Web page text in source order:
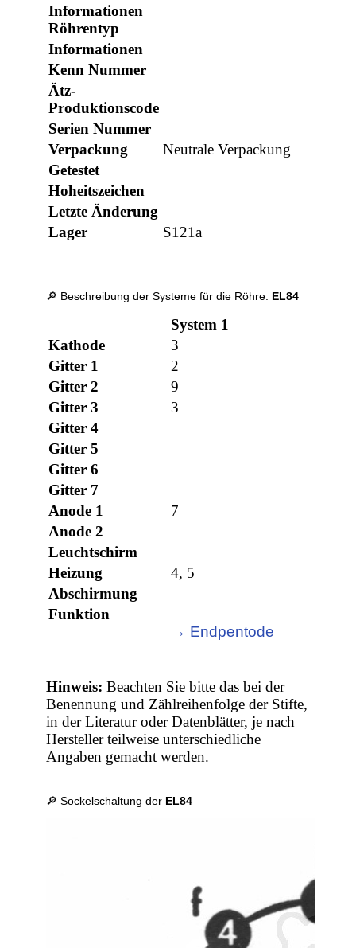
Informationen
Röhrentyp
Informationen
Kenn Nummer
Ätz-
Produktionscode
Serien Nummer
Verpackung
Neutrale Verpackung
Getestet
Hoheitszeichen
Letzte Änderung
Lager
S121a
🔎 Beschreibung der Systeme für die Röhre: EL84
System 1
Kathode
3
Gitter 1
2
Gitter 2
9
Gitter 3
3
Gitter 4
Gitter 5
Gitter 6
Gitter 7
Anode 1
7
Anode 2
Leuchtschirm
Heizung
4, 5
Abschirmung
Funktion
→ Endpentode
Hinweis: Beachten Sie bitte das bei der
Benennung und Zählreihenfolge der Stifte,
in der Literatur oder Datenblätter, je nach
Hersteller teilweise unterschiedliche
Angaben gemacht werden.
🔎 Sockelschaltung der EL84